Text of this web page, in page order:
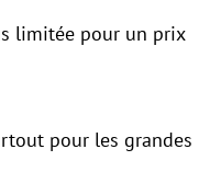
limitée pour un prix
pour les grandes